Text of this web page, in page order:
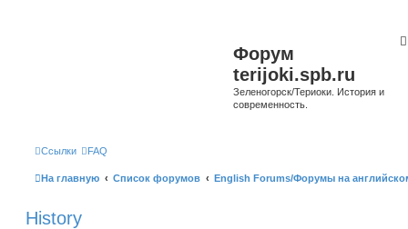
Форум
terijoki.spb.ru
Зеленогорск/Териоки. История и
современность.
Ссылки FAQ
На главную Список форумов English Forums/Форумы на
History